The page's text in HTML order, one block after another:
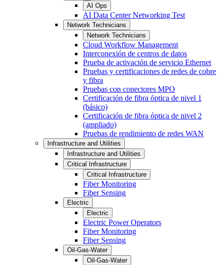
AI Ops
AI Data Center Networking Test
Network Technicians
Network Technicians
Cloud Workflow Management
Interconexión de centros de datos
Prueba de activación de servicio Ethernet
Pruebas y certificaciones de redes de cobre
y fibra
Pruebas con conectores MPO
Certificación de fibra óptica de nivel 1
(básico)
Certificación de fibra óptica de nivel 2
(ampliado)
Pruebas de rendimiento de redes WAN
Infrastructure and Utilities
Infrastructure and Utilities
Critical Infrastructure
Critical Infrastructure
Fiber Monitoring
Fiber Sensing
Electric
Electric
Electric Power Operators
Fiber Monitoring
Fiber Sensing
Oil-Gas-Water
Oil-Gas-Water